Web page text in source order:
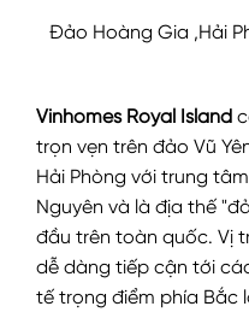
Đảo Hoàng Gia ,Hải
Vinhomes Royal Island
trọn vẹn trên đảo Vũ
Hải Phòng với trung
Nguyên và là địa thế
đầu trên toàn quốc. Vị
dễ dàng tiếp cận tới
tế trọng điểm phía Bắc